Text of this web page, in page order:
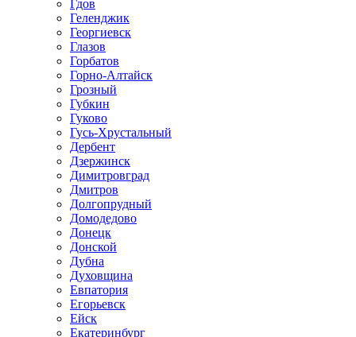
Гдов
Геленджик
Георгиевск
Глазов
Горбатов
Горно-Алтайск
Грозный
Губкин
Гуково
Гусь-Хрустальный
Дербент
Дзержинск
Димитровград
Дмитров
Долгопрудный
Домодедово
Донецк
Донской
Дубна
Духовщина
Евпатория
Егорьевск
Ейск
Екатеринбург